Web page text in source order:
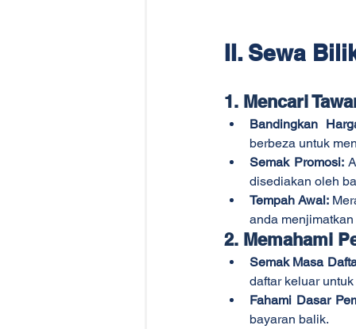
II. Sewa
1. Mencari
Bandingkan
berbeza untuk
Semak Promosi:
disediakan oleh
Tempah Awal:
anda
2. Memahami
Semak Masa
daftar keluar
Fahami Dasar
bayaran balik.